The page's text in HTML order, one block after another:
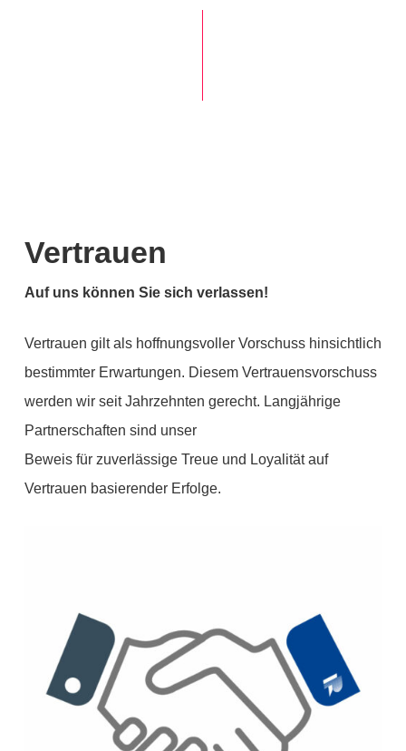
Vertrauen
Auf uns können Sie sich verlassen!
Vertrauen gilt als hoffnungsvoller Vorschuss hinsichtlich
bestimmter Erwartungen. Diesem Vertrauensvorschuss
werden wir seit Jahrzehnten gerecht. Langjährige
Partnerschaften sind unser
Beweis für zuverlässige Treue und Loyalität auf
Vertrauen basierender Erfolge.